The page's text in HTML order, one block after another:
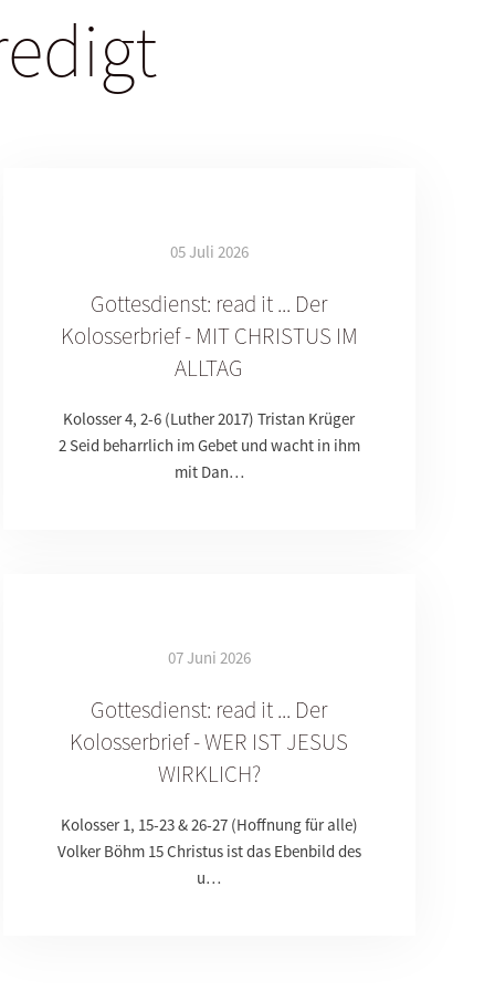
05 Juli 2026
Gottesdienst: read it ... Der
Kolosserbrief - MIT CHRISTUS IM
ALLTAG
Kolosser 4, 2-6 (Luther 2017) Tristan Krüger
2 Seid beharrlich im Gebet und wacht in ihm
mit Dan…
07 Juni 2026
Gottesdienst: read it ... Der
Kolosserbrief - WER IST JESUS
WIRKLICH?
Kolosser 1, 15-23 & 26-27 (Hoffnung für alle)
Volker Böhm 15 Christus ist das Ebenbild des
u…